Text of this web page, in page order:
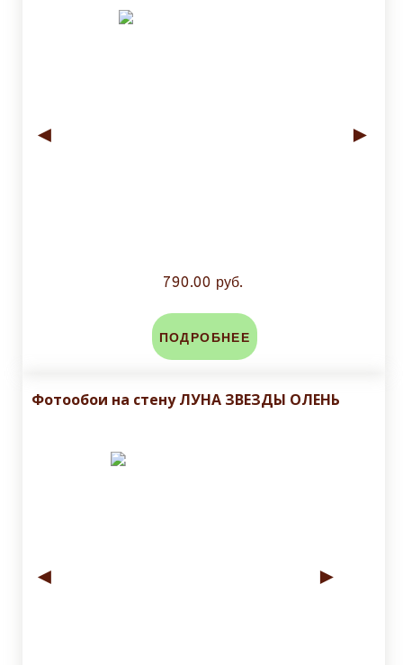
◄ ►
790.00 руб.
ПОДРОБНЕЕ
Фотообои на стену ЛУНА ЗВЕЗДЫ ОЛЕНЬ
◄ ►